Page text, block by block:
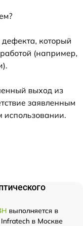
который
(например,
выход из
заявленным
использовании.
выполняется в
в Москве